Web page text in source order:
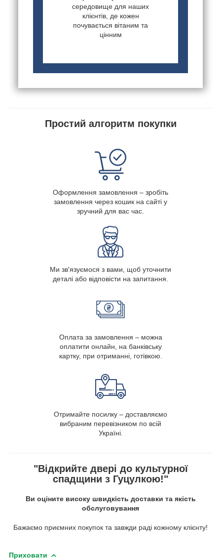
середовище для наших
клієнтів, де кожен
почувається вітаним та
цінним
Простий алгоритм покупки
Оформлення замовлення – зробіть
замовлення через кошик на сайті у
зручний для вас час.
Ми зв'язуємося з вами, щоб уточнити
деталі або відповісти на запитання.
Оплата за замовлення – можна
оплатити онлайн, на банківську
картку, при отриманні, готівкою.
Отримайте посилку – доставляємо
вибраним перевізником по всій
Україні.
"Відкрийте двері до культурної
спадщини з Гуцулкою!"
Ви оціните високу швидкість доставки та якість
обслуговування
Бажаємо приємних покупок та завжди раді кожному клієнту!
Приховати